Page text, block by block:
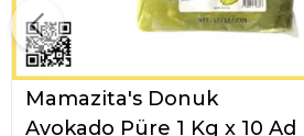
Mamazita's Donuk
Avokado Püre 1 Kg x 10 Ad